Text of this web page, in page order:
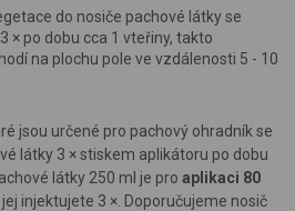
do nosiče pachové látky se
× po dobu cca 1 vteřiny, takto
na plochu pole ve vzdálenosti 5 - 10
jsou určené pro pachový ohradník se
látky 3 × stiskem aplikátoru po dobu
látky 250 ml je pro aplikaci 80
injektujete 3 ×. Doporučujeme nosič